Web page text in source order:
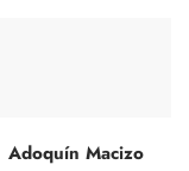
Adoquín Macizo